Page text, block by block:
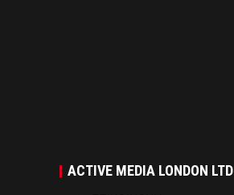
ACTIVE MEDIA LONDON LTD